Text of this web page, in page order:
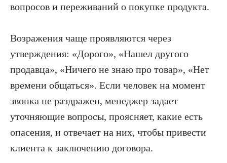
вопросов и переживаний о покупке продукта.
Возражения чаще проявляются через
утверждения: «Дорого», «Нашел другого
продавца», «Ничего не знаю про товар», «Нет
времени общаться». Если человек на момент
звонка не раздражен, менеджер задает
уточняющие вопросы, проясняет, какие есть
опасения, и отвечает на них, чтобы привести
клиента к заключению договора.